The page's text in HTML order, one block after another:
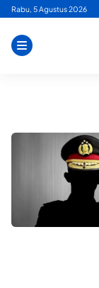
Skip
content
Rabu, 5 Agustus 2026